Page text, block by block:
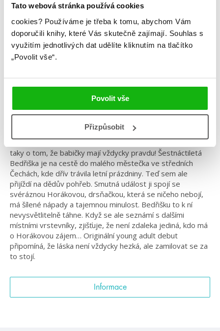
Tato webová stránka používá cookies
cookies? Používáme je třeba k tomu, abychom Vám
doporučili knihy, které Vás skutečně zajímají. Souhlas s
využitím jednotlivých dat udělíte kliknutím na tlačítko
„Povolit vše“.
Povolit vše
Přizpůsobit
Žánr: Contemporary
Poprvé a rozhodně ne naposled
Hugo Hartman
#poprvéarozhodněnenaposled
#prostarší #standalone
Příběh o prvním zamilování, o tom, že láska bolí jako čert, a
taky o tom, že babičky mají vždycky pravdu! Šestnáctiletá
Bedřiška je na cestě do malého městečka ve středních
Čechách, kde dřív trávila letní prázdniny. Teď sem ale
přijíždí na dědův pohřeb. Smutná událost ji spojí se
svéráznou Horákovou, drsňačkou, která se ničeho nebojí,
má šílené nápady a tajemnou minulost. Bedřišku to k ní
nevysvětlitelně táhne. Když se ale seznámí s dalšími
místními vrstevníky, zjišťuje, že není zdaleka jediná, kdo má
o Horákovou zájem… Originální young adult debut
připomíná, že láska není vždycky hezká, ale zamilovat se za
to stojí.
Informace